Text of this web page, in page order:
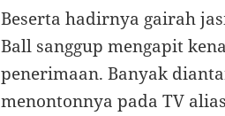
Beserta hadirnya gairah
Ball sanggup mengapit
penerimaan. Banyak
menontonnya pada TV